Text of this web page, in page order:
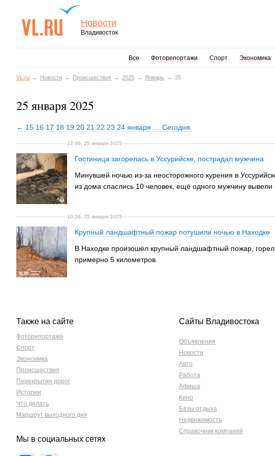
Новости
Владивосток
Все Фоторепортажи Спорт Экономика
VL.ru Новости Происшествия 2025 Январь 25
25 января 2025
← 15 16 17 18 19 20 21 22 23 24 января Сегодня
12:49, 25 января 2025
Гостиница загорелась в Уссурийске, пострадал мужчина
Минувшей ночью из-за неосторожного курения в
из дома спаслись 10 человек, ещё одного мужчину
10:26, 25 января 2025
Крупный ландшафтный пожар потушили ночью в Находке
В Находке произошёл крупный ландшафтный пожар,
примерно 5 километров.
Также на сайте
Фоторепортажи
Спорт
Экономика
Происшествия
Перекрытия дорог
Истории
Что делать
Маршрут выходного дня
Мы в социальных сетях
Сайты Владивостока
Объявления
Новости
Авто
Работа
Афиша
Кино
Базы отдыха
Недвижимость
Справочник компаний